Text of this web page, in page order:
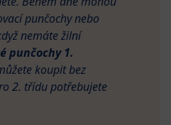
punčochy nebo
nemáte žilní
punčochy 1.
koupit bez
2. třídu potřebujete